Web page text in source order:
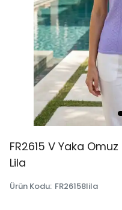
FR2615 V Yaka
Lila
Ürün Kodu: FR26158lila